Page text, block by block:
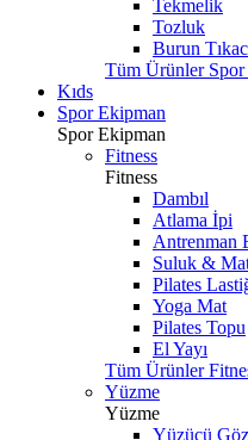
Tekmelik
Tozluk
Burun
Tüm Ürünler
Kıds
Spor Ekipman
Spor Ekipman
Fitness
Fitness
Dambıl
Atlama İpi
Antrenman
Suluk &
Pilates
Yoga Mat
Pilates Topu
El Yayı
Tüm Ürünler
Yüzme
Yüzme
Yüzücü